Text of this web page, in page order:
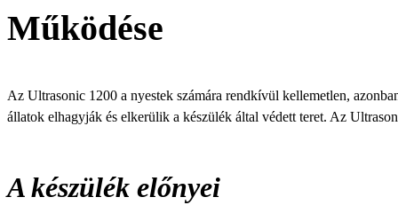
Működése
Az Ultrasonic 1200 a nyestek számára rendkívül kellemetlen,
állatok elhagyják és elkerülik a készülék által védett teret. Az
A készülék előnyei